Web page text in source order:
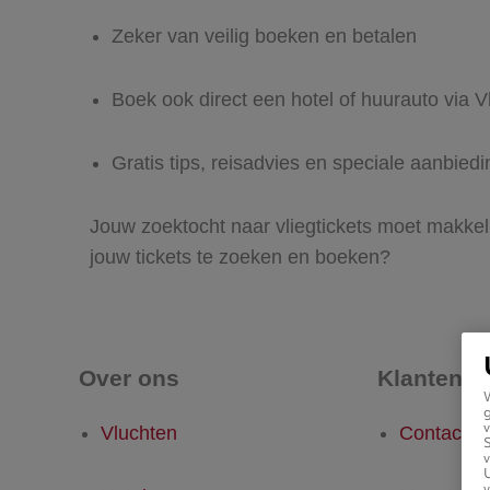
Zeker van veilig boeken en betalen
Boek ook direct een hotel of huurauto via
Gratis tips, reisadvies en speciale
Jouw zoektocht naar vliegtickets moet
jouw tickets te zoeken en boeken?
Over ons
Vluchten Contact